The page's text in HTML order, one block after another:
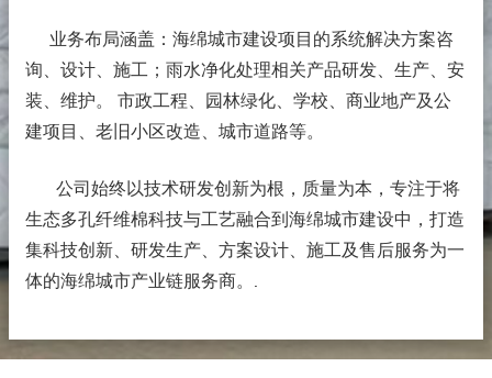
业务布局涵盖：海绵城市建设项目的系统解决方案咨
询、设计、施工；雨水净化处理相关产品研发、生产、安
装、维护。 市政工程、园林绿化、学校、商业地产及公
建项目、老旧小区改造、城市道路等。
公司始终以技术研发创新为根，质量为本，专注于将
生态多孔纤维棉科技与工艺融合到海绵城市建设中，打造
集科技创新、研发生产、方案设计、施工及售后服务为一
体的海绵城市产业链服务商。